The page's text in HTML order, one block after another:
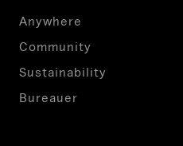
Anywhere
Community
Sustainability
Bureauer